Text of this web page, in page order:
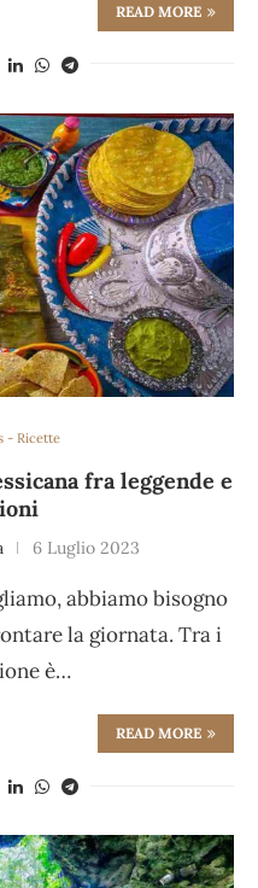
READ MORE
- Ricette
fra leggende e
6 Luglio 2023
abbiamo bisogno
la giornata. Tra i
è…
READ MORE